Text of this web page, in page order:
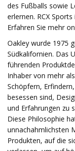
des Fußballs sowie
erlernen. RCX
Erfahren Sie mehr
Oakley wurde 1975
Südkalifornien. Das
führenden
Inhaber von mehr
Schöpfern,
besessen sind,
und Erfahrungen zu
Diese Philosophie
unnachahmlichsten
Produkten, auf die